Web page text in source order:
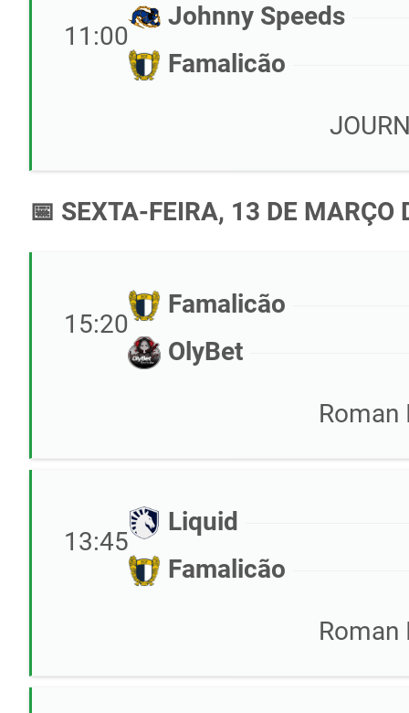
11:00
Johnny Speeds
Famalicão
📅 SEXTA-FEIRA, 13 DE MARÇO
15:20
Famalicão
OlyBet
Roman
13:45
Liquid
Famalicão
Roman